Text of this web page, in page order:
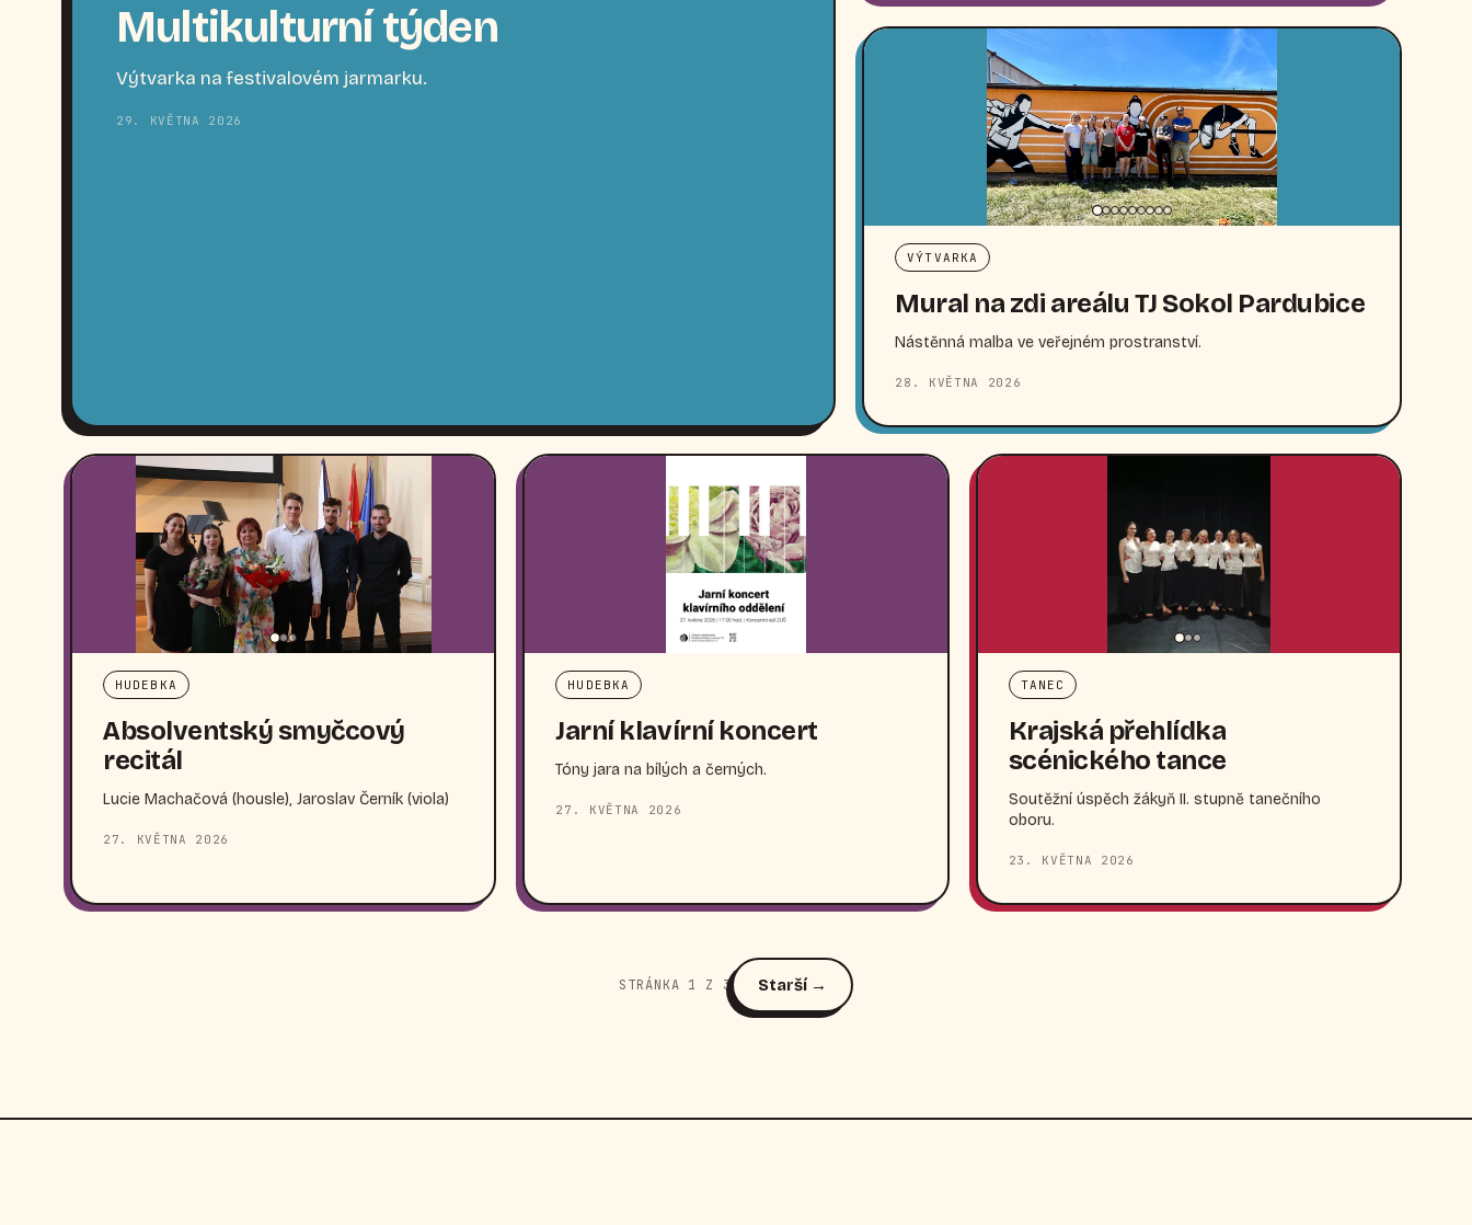
Multikulturní týden
Výtvarka na festivalovém jarmarku.
29. KVĚTNA 2026
VÝTVARKA
Mural na zdi areálu TJ Sokol Pardubice
Nástěnná malba ve veřejném prostranství.
28. KVĚTNA 2026
HUDEBKA
Absolventský smyčcový
recitál
Lucie Machačová (housle), Jaroslav Černík (viola)
27. KVĚTNA 2026
HUDEBKA
Jarní klavírní koncert
Tóny jara na bílých a černých.
27. KVĚTNA 2026
TANEC
Krajská přehlídka
scénického tance
Soutěžní úspěch žákyň II. stupně tanečního
oboru.
23. KVĚTNA 2026
STRÁNKA 1 Z 3 Starší →